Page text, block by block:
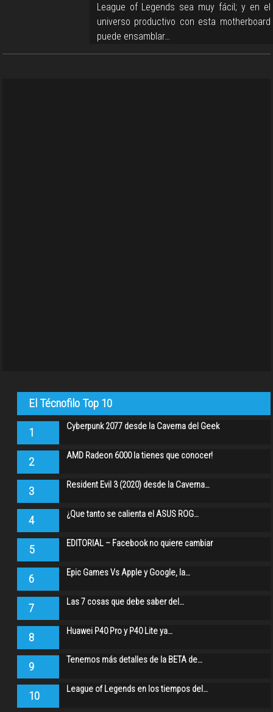
League of Legends sea muy fácil; y en el
universo productivo con esta motherboard
puede ensamblar…
El Técnofilo Top 10
1 Cyberpunk 2077 desde la Caverna del Geek
2 AMD Radeon 6000 la tienes que conocer!
3 Resident Evil 3 (2020) desde la Caverna…
4 ¿Que tanto se calienta el ASUS ROG…
5 EDITORIAL – Facebook no quiere cambiar
6 Epic Games Vs Apple y Google, la…
7 Las 7 cosas que debe saber del…
8 Huawei P40 Pro y P40 Lite ya…
9 Tenemos más detalles de la BETA de…
10 League of Legends en los tiempos del…